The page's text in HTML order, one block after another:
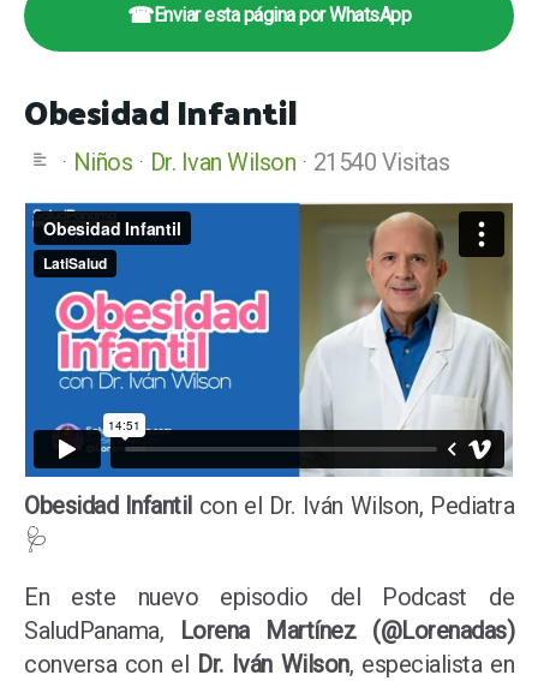
☎Enviar esta página por WhatsApp
Obesidad Infantil
Niños Dr. Ivan Wilson 21540 Visitas
Obesidad Infantil con el Dr. Iván Wilson, Pediatra
🩺
En este nuevo episodio del Podcast de
SaludPanama, Lorena Martínez (@Lorenadas)
conversa con el Dr. Iván Wilson, especialista en